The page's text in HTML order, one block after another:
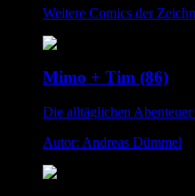
Weitere Comics der
Mimo + Tim (86)
Die alltäglichen
Autor: Andreas Dümmel